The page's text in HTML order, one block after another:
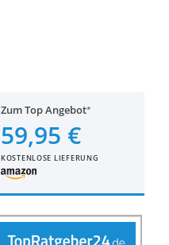
Zum Top Angebot
59,95 €
KOSTENLOSE LIEFERUNG